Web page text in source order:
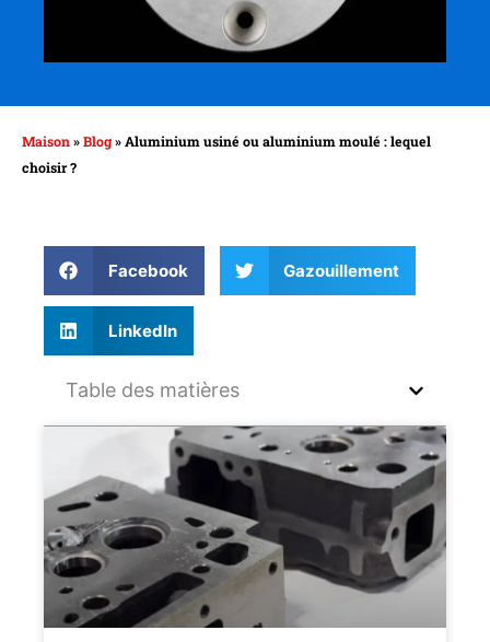
Maison»Blog»Aluminium usiné ou aluminium moulé : lequel
choisir ?
Facebook Gazouillement
LinkedIn
Table des matières